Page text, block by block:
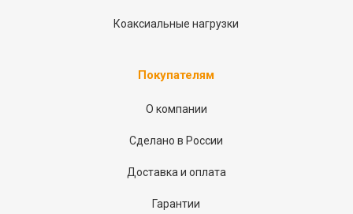
Коаксиальные нагрузки
Покупателям
О компании
Сделано в России
Доставка и оплата
Гарантии